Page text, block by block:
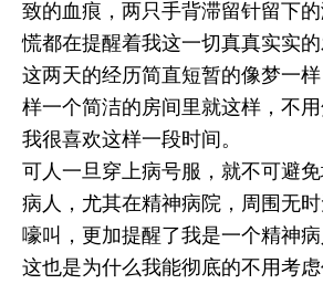
致的血痕，两只手背滞留针留下
慌都在提醒着我这一切真真实实的
这两天的经历简直短暂的像梦一
样一个简洁的房间里就这样，不用
我很喜欢这样一段时间。
可人一旦穿上病号服，就不可避
病人，尤其在精神病院，周围无
嚎叫，更加提醒了我是一个精神
这也是为什么我能彻底的不用考虑